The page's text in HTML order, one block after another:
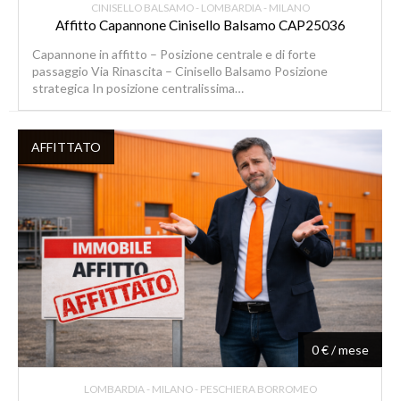
CINISELLO BALSAMO - LOMBARDIA - MILANO
Affitto Capannone Cinisello Balsamo CAP25036
Capannone in affitto – Posizione centrale e di forte
passaggio Via Rinascita – Cinisello Balsamo Posizione
strategica In posizione centralissima…
AFFITTATO
0 € / mese
LOMBARDIA - MILANO - PESCHIERA BORROMEO